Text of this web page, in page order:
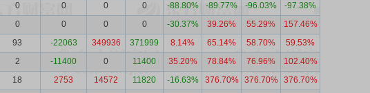
0 0 0 0 -88.80% -89.77% -96.03%
-97.38%
0 0 0 0 -30.37% 39.26% 55.29%
157.46%
93 -22063 349936 371999 8.14% 65.14% 58.70%
59.53%
2 -11400 0 11400 35.20% 78.84% 76.96%
102.40%
18 2753 14572 11820 -16.63% 376.70% 376.70%
376.70%